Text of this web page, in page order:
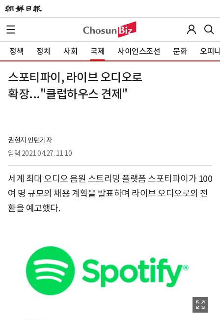
정책 정치 사회 국제 사이언스조선 문화 오피
스포티파이, 라이브 오디오로
확장..."클럽하우스 견제"
권현지 인턴기자
입력 2021.04.27. 11:10
세계 최대 오디오 음원 스트리밍 플랫폼 스포티파이가 100
여 명 규모의 채용 계획을 발표하며 라이브 오디오로의 전
환을 예고했다.